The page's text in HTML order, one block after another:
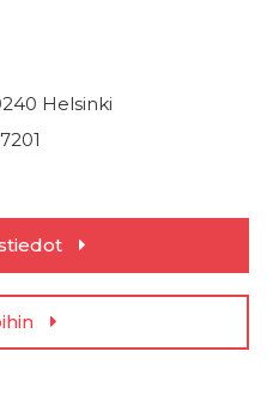
Helsinki